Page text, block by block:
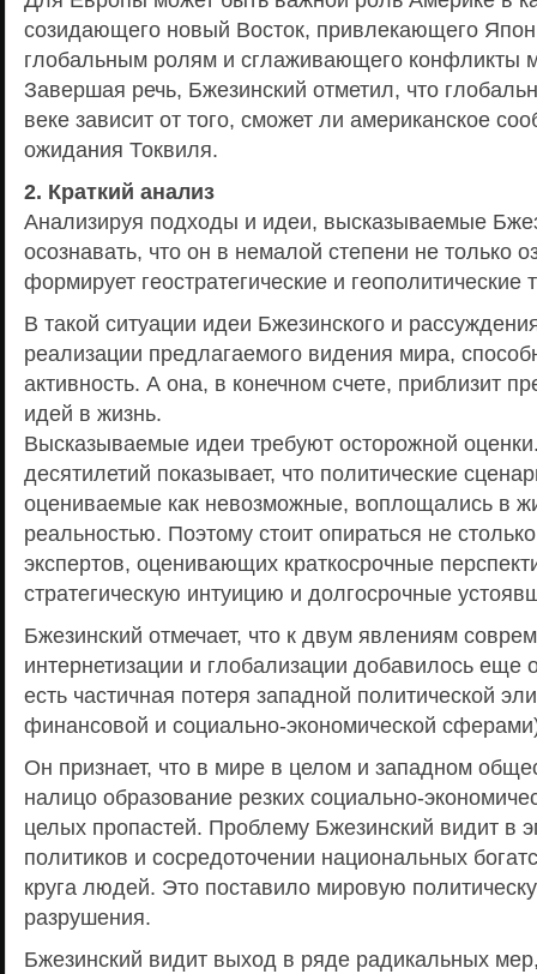
созидающего новый Восток, привлекающего
глобальным ролям и сглаживающего конфликты
Завершая речь, Бжезинский отметил, что
веке зависит от того, сможет ли американское
ожидания Токвиля.
2. Краткий анализ
Анализируя подходы и идеи, высказываемые
осознавать, что он в немалой степени не только
формирует геостратегические и геополитические
В такой ситуации идеи Бжезинского и
реализации предлагаемого видения мира,
активность. А она, в конечном счете, приблизит
идей в жизнь.
Высказываемые идеи требуют осторожной
десятилетий показывает, что политические
оцениваемые как невозможные, воплощались в
реальностью. Поэтому стоит опираться не
экспертов, оценивающих краткосрочные
стратегическую интуицию и долгосрочные
Бжезинский отмечает, что к двум явлениям
интернетизации и глобализации добавилось еще
есть частичная потеря западной политической
финансовой и социально-экономической
Он признает, что в мире в целом и западном
налицо образование резких социально-
целых пропастей. Проблему Бжезинский видит в
политиков и сосредоточении национальных
круга людей. Это поставило мировую
разрушения.
Бжезинский видит выход в ряде радикальных